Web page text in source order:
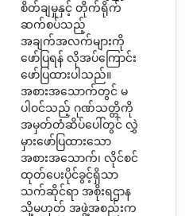
စိတ်ချမှုနှင့် တိုက်ရိုက်
ဆက်စပ်သည့်
အချက်အလက်များကို
ဖော်ပြရန် လိုအပ်ကြောင်း
ဖော်ပြထားပါသည်။
အစားအသောက်တွင် မ
ပါဝင်သည့် ဂုဏ်သတ္တိကို
အမှတ်တံဆိပ်ပေါ်တွင် လွှဲ
မှားဖော်ပြထားသော
အစားအသောက်၊ လိုင်စင်
ထုတ်ပေးပိုင်ခွင့်ရှိသာ
သက်ဆိုင်ရာ အစိုးရဌာန
သို့မဟုတ် အဖွဲ့အစည်းက